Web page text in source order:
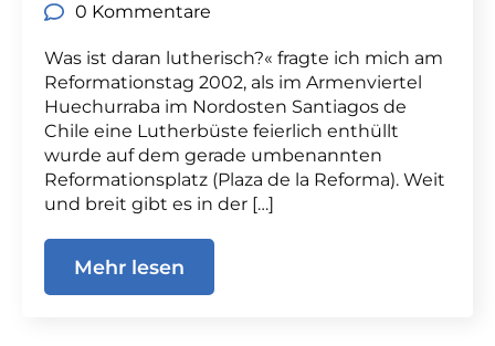
0 Kommentare
Was ist daran lutherisch?« fragte ich mich am
Reformationstag 2002, als im Armenviertel
Huechurraba im Nordosten Santiagos de
Chile eine Lutherbüste feierlich enthüllt
wurde auf dem gerade umbenannten
Reformationsplatz (Plaza de la Reforma). Weit
und breit gibt es in der […]
Mehr lesen